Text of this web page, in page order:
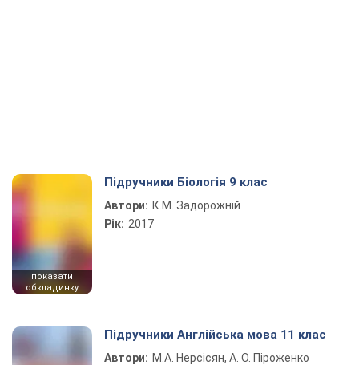
показати
обкладинку
Підручники Біологія 9 клас
Автори: К.М. Задорожній
Рік: 2017
Підручники Англійська мова 11 клас
Автори: М.А. Нерсісян, А. О. Піроженко